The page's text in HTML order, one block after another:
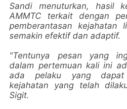
Sandi menuturkan, hasil
AMMTC terkait dengan
pemberantasan kejahatan
semakin efektif dan adaptif.
"Tentunya pesan yang
dalam pertemuan kali ini
ada pelaku yang dapat
kejahatan yang telah
Sigit.